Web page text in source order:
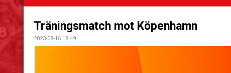
Träningsmatch mot Köpenhamn
2023-08-16 18:49